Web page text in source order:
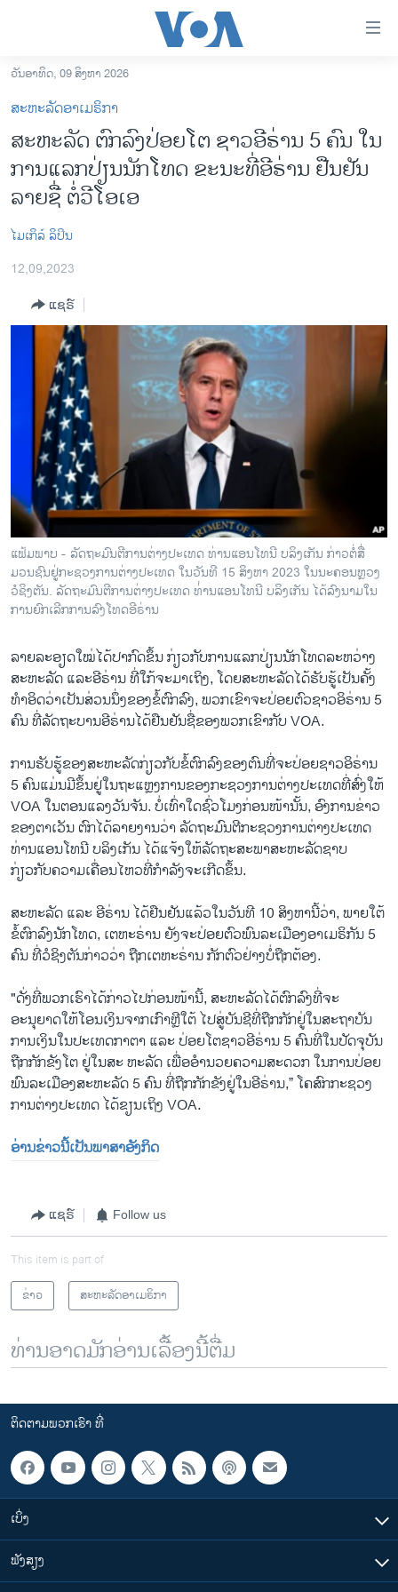
ເຂົ້າ
ຫາ
ຂ້າມ
ຂ້າມ
ໄປ
ຫາ
ຊອກ
ການເລືອກຕັ້ງ ປະທານາທີບໍດີ ສະຫະລັດ 2024
ອິດສະຫຼະພາບດ້ານການຂ່າວ
ຊີວິດຊາວລາວ
ຊຸມຊົນຊາວລາວ
ວິທະຍາສາດ-ເທັກໂນໂລຈີ
ທຸລະກິດ
ພາສາອັງກິດ
ວີດີໂອ
ສຽງ
ລາຍການກະຈາຍສຽງ
ລາຍງານ
ຕິດຕາມພວກເຮົາ ທີ່
ພາສາຕ່າງໆ
ວັນອາທິດ, 09 ສິງຫາ 2026
ສະຫະລັດອາເມຣິກາ
ສະຫະລັດ ຕົກລົງປ່ອຍໂຕ ຊາວອີຣ່ານ 5 ຄົນ ໃນ
ການແລກປ່ຽນນັກໂທດ ຂະນະທີ່ອີຣ່ານ ຢືນຢັນ
ລາຍຊື່ ຕໍ່ວີໂອເອ
ໄມ​ເກິ​ລ໌ ​ລິ​ປິນ
12,09,2023
ແຊຣ໌
ແຟ້ມພາບ - ລັດຖະມົນຕີການຕ່າງປະເທດ ທ່ານແອນໂທນີ ບລິງເກັນ ກ່າວຕໍ່ສື່
ມວນຊົນຢູ່ກະຊວງການຕ່າງປະເທດ ໃນວັນທີ 15 ສິງຫາ 2023 ໃນນະຄອນຫຼວງ
ວໍຊິງຕັນ. ລັດຖະມົນຕີການຕ່າງປະເທດ ທ່່ານແອນໂທນີ ບລິງເກັນ ໄດ້ລົງນາມໃນ
ການຍົກເລີກການລົງໂທດອີຣ່ານ
ລາຍ​ລະ​ອຽດ​ໃໝ່​ໄດ້​ປາກົດ​ຂຶ້ນ ​ກ່ຽວ​ກັບ​ການ​ແລກ​ປ່ຽນ​ນັກ​ໂທດ​ລະ​ຫວ່າງ​
ສະ​ຫະ​ລັດ ​ແລະ​ອີ​ຣ່ານ ທີ່ໃກ້​ຈະ​ມາ​ເຖິງ, ໂດຍ​ສະ​ຫະ​ລັດ​ໄດ້​ຮັບ​ຮູ້​ເປັນ​ຄັ້ງ​
ທໍາ​ອິດ​ວ່າ​ເປັນ​ສ່ວນນຶ່ງ​ຂອງ​ຂໍ້​ຕົກ​ລົງ, ພວກເຂົາ​ຈະ​ປ່ອຍ​ຕົວ​ຊາວ​ອິ​ຣ່ານ 5
ຄົນ​ ທີ່ລັດ​ຖະ​ບານ​ອີ​ຣ່ານ​ໄດ້​ຢືນ​ຢັນຊື່ຂອງພວກເຂົາ​ກັບ VOA.
ການ​ຮັບ​ຮູ້​ຂອງ​ສະ​ຫະ​ລັດ​ກ່ຽວ​ກັບ​ຂໍ້​ຕົກ​ລົງ​ຂອງ​ຕົນ​ທີ່​ຈະ​ປ່ອຍ​ຊາວ​ອິ​ຣ່ານ
5 ຄົນ​ແມ່ນ​ມີ​ຂຶ້ນ​ຢູ່​ໃນ​ຖະ​ແຫຼງ​ການ​ຂອງ​ກະ​ຊວງ​ການ​ຕ່າງ​ປະ​ເທດທີ່ສົ່ງ​ໃຫ້
VOA ໃນ​ຕອນ​ແລງ​ວັນ​ຈັນ. ບໍ່ເທົ່າໃດຊົ່ວໂມງກ່ອນໜ້ານັ້ນ, ອົງການຂ່າວ
ຂອງຕາເວັນ ຕົກໄດ້ລາຍງານວ່າ ລັດຖະມົນຕີກະຊວງການຕ່າງປະເທດ
ທ່ານແອນໂທນີ ບລິງເກັນ ໄດ້ແຈ້ງໃຫ້ລັດຖະສະພາສະຫະລັດຊາບ
ກ່ຽວກັບຄວາມເຄື່ອນໄຫວທີ່ກຳລັງຈະເກີດຂຶ້ນ.
ສະຫະລັດ ​ແລະ ອີຣ່ານ ​ໄດ້​ຢືນຢັນ​ແລ້ວ​ໃນ​ວັນ​ທີ 10 ສິງຫາ​ນີ້​ວ່າ, ພາຍ​ໃຕ້​
ຂໍ້​ຕົກລົງ​ນັກ​ໂທດ, ​ເຕ​ຫະຣ່ານ ຍັງ​ຈະ​ປ່ອຍ​ຕົວ​ພົນລະ​ເມືອງ​ອາ​ເມ​ຣິກັນ 5
ຄົນ ທີ່​ວໍ​ຊິງ​ຕັນ​ກ່າວ​ວ່າ ຖືກ​ເຕຫະຣ່ານ ກັກ​ຕົວ​ຢ່າງບໍ່ຖືກຕ້ອງ.
"ດັ່ງທີ່ພວກເຮົາໄດ້ກ່າວໄປກ່ອນໜ້ານີ້, ສະຫະລັດໄດ້ຕົກລົງທີ່ຈະ
ອະນຸຍາດໃຫ້ໂອນເງິນຈາກເກົາຫຼີໃຕ້ ໄປສູ່ບັນຊີທີ່ຖືກກັກຢູ່ໃນສະຖາບັນ
ການເງິນໃນປະເທດກາຕາ ແລະ ປ່ອຍໂຕຊາວອີຣ່ານ 5 ຄົນທີ່ໃນປັດຈຸບັນ
ຖືກກັກຂັງໂຕ ຢູ່ໃນສະ ຫະລັດ ເພື່ອອຳນວຍຄວາມສະດວກ ໃນການປ່ອຍ
ພົນລະເມືອງສະຫະລັດ 5 ຄົນ ທີ່​ຖືກ​ກັກ​ຂັງ​ຢູ່​ໃນ​ອີຣ່ານ,” ​ໂຄສົກ​ກະຊວງ​
ການ​ຕ່າງປະ​ເທດ ໄດ້​ຂຽນ​ເຖິງ VOA.
ອ່ານຂ່າວນີ້ເປັນພາສາອັງກິດ
ແຊຣ໌ Follow us
This item is part of
ຂ່າວ
ສະຫະລັດອາເມຣິກາ
ທ່ານອາດມັກອ່ານເລື້ອງນີ້ຕື່ມ
ຕິດຕາມພວກເຮົາ ທີ່
ເບິ່ງ
ຟັງສຽງ